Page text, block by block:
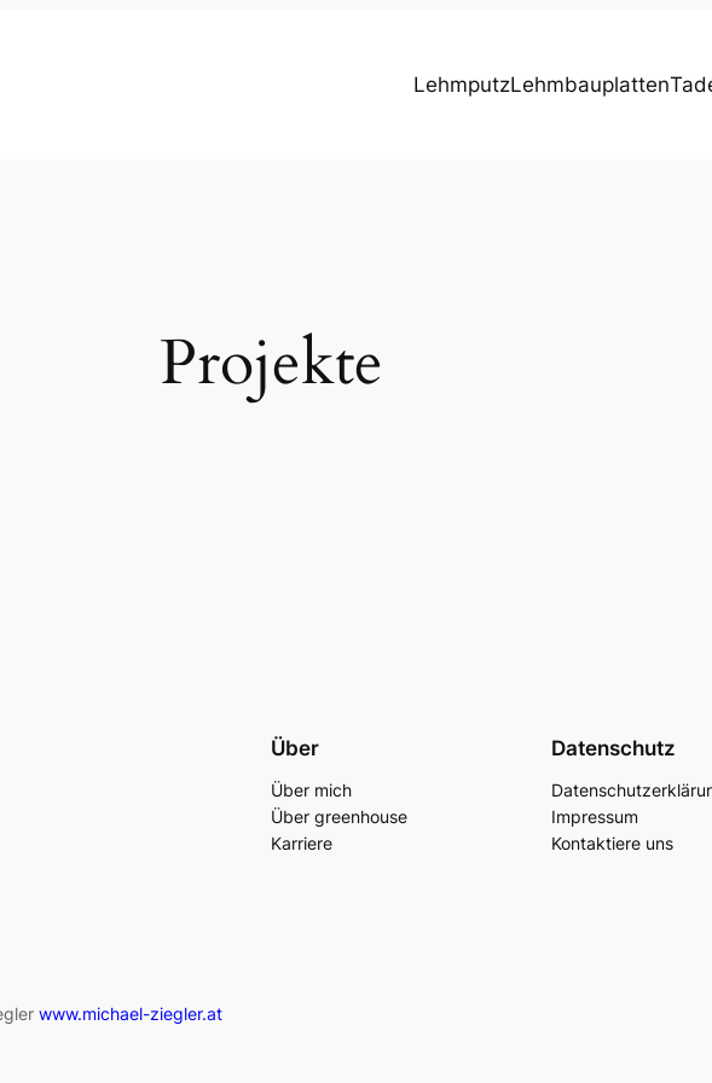
LehmputzLehmbauplatten
Projekte
Über
Über mich
Über greenhouse
Karriere
Datenschutz
Impressum
Kontaktiere uns
www.michael-ziegler.at